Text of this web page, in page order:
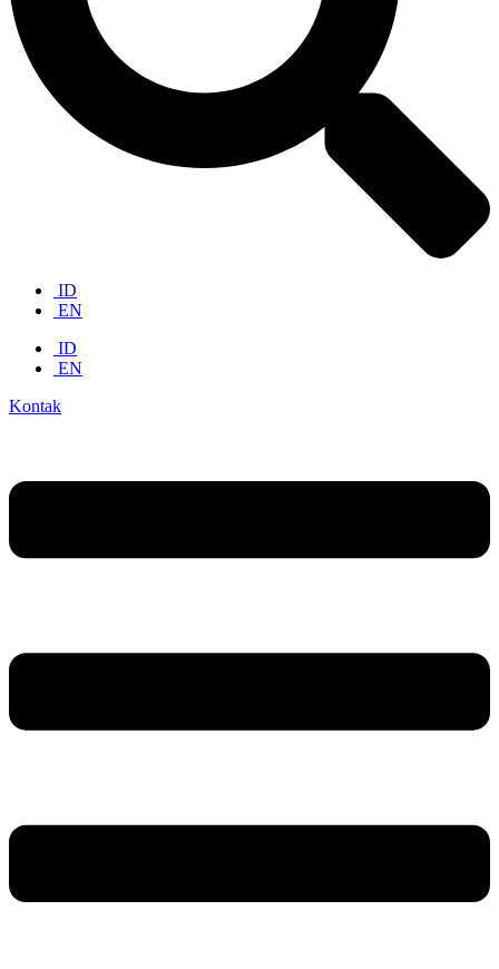
ID
EN
ID
EN
Kontak